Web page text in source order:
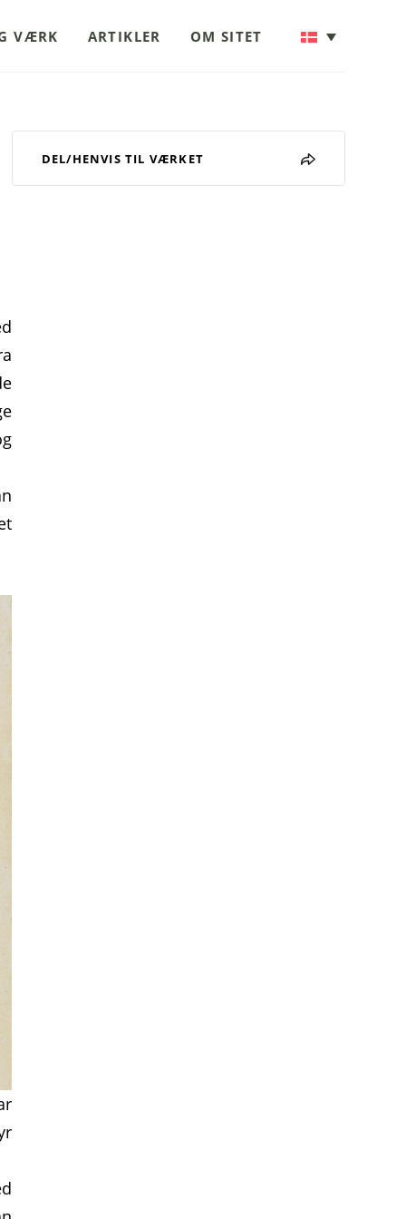
VÆRK ARTIKLER OM SITET
DEL/HENVIS TIL VÆRKET